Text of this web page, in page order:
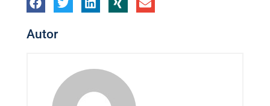
Autor